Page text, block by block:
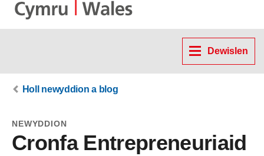
Dewislen
Holl newyddion a blog
NEWYDDION
Cronfa Entrepreneuriaid